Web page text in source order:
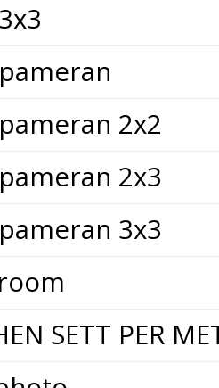
2x2
2x3
3x3
SETT PER